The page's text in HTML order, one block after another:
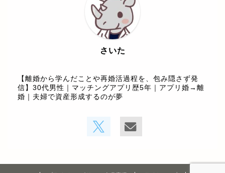
さいた
【離婚から学んだことや再婚活過程を、包み隠さず発
信】30代男性｜マッチングアプリ歴5年｜アプリ婚→離
婚｜夫婦で資産形成するのが夢